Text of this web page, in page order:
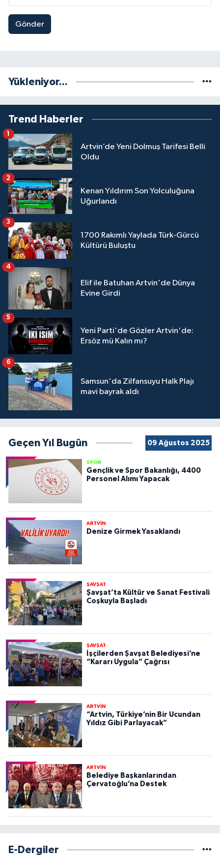
Gönder
Yükleniyor...
Trend Haberler
Artvin’de Yeni Dolmuş Tarifesi Belli
Oldu
1
Kenan Yıldırım Son Yolculuğuna
Uğurlandı
2
1700 Rakımlı Yaylada Türk-Gürcü
Kültürü Buluştu
3
Elif ile Batuhan Artvin'de Dünya
Evine Girdi
4
Yeni Parti'de Gözler Artvin'de:
Ersöz mü Kalın mı?
5
Samsun'da Zilfansuyu Halk Plajı
mavi bayrak aldı
6
Geçen Yıl Bugün 09 Ağustos 2025
SPOR
Gençlik ve Spor Bakanlığı, 4400
Personel Alımı Yapacak
ARTVİN
Denize Girmek Yasaklandı
ŞAVŞAT
Şavşat’ta Kültür ve Sanat Festivali
Coşkuyla Başladı
ŞAVŞAT
İşçilerden Şavşat Belediyesi’ne
“Kararı Uygula” Çağrısı
ARTVİN
“Artvin, Türkiye’nin Bir Ucundan
Yıldız Gibi Parlayacak”
ARTVİN
Belediye Başkanlarından
Çervatoğlu’na Destek
E-Dergiler